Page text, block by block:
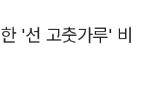
'선 고춧가루' 비